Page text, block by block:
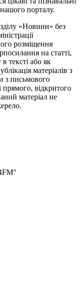
порталу.
«Новини» без
розміщення
на статті,
тексті або як
матеріалів з
з письмового
прямого, відкритого
матеріал не